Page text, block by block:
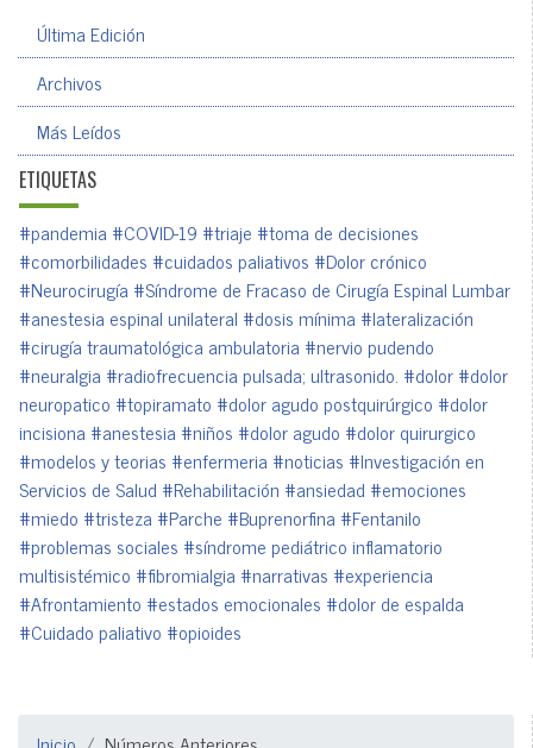
Última Edición
Archivos
Más Leídos
ETIQUETAS
#pandemia #COVID-19 #triaje #toma de decisiones
#comorbilidades #cuidados paliativos #Dolor crónico
#Neurocirugía #Síndrome de Fracaso de Cirugía Espinal Lumbar
#anestesia espinal unilateral #dosis mínima #lateralización
#cirugía traumatológica ambulatoria #nervio pudendo
#neuralgia #radiofrecuencia pulsada; ultrasonido. #dolor#dolor
neuropatico #topiramato #dolor agudo postquirúrgico #dolor
incisiona #anestesia #niños #dolor agudo #dolor quirurgico
#modelos y teorias #enfermeria #noticias #Investigación en
Servicios de Salud #Rehabilitación #ansiedad #emociones
#miedo #tristeza #Parche #Buprenorfina #Fentanilo
#problemas sociales #síndrome pediátrico inflamatorio
multisistémico #fibromialgia #narrativas #experiencia
#Afrontamiento #estados emocionales #dolor de espalda
#Cuidado paliativo #opioides